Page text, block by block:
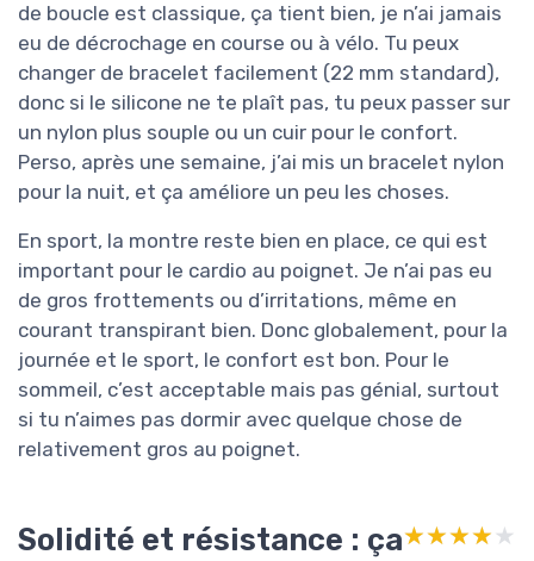
de boucle est classique, ça tient bien, je n’ai jamais
eu de décrochage en course ou à vélo. Tu peux
changer de bracelet facilement (22 mm standard),
donc si le silicone ne te plaît pas, tu peux passer sur
un nylon plus souple ou un cuir pour le confort.
Perso, après une semaine, j’ai mis un bracelet nylon
pour la nuit, et ça améliore un peu les choses.
En sport, la montre reste bien en place, ce qui est
important pour le cardio au poignet. Je n’ai pas eu
de gros frottements ou d’irritations, même en
courant transpirant bien. Donc globalement, pour la
journée et le sport, le confort est bon. Pour le
sommeil, c’est acceptable mais pas génial, surtout
si tu n’aimes pas dormir avec quelque chose de
relativement gros au poignet.
Solidité et résistance : ça★★★★★
★★★★★